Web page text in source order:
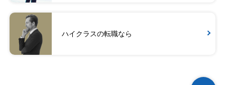
ハイクラスの転職なら